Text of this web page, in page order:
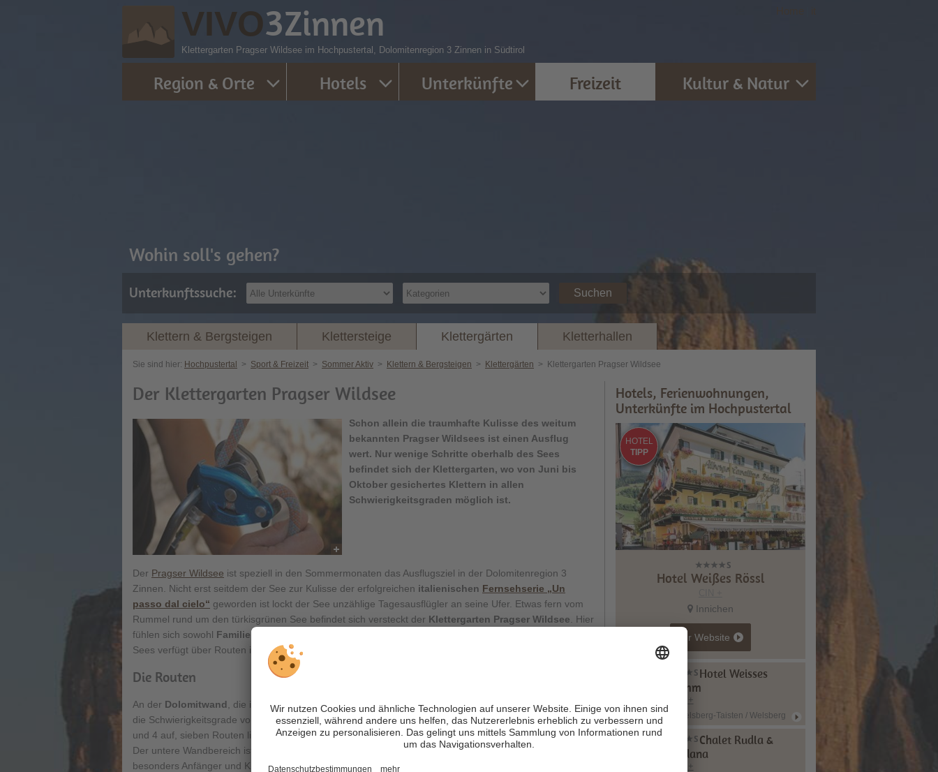
VIVO3Zinnen
Klettergarten Pragser Wildsee im Hochpustertal, Dolomitenregion 3 Zinnen in Südtirol
Wohin soll's gehen?
Unterkunftssuche: Suchen
Region & Orte Hotels Unterkünfte Freizeit Kultur & Natur
Klettern & Bergsteigen Klettersteige Klettergärten Kletterhallen
Sie sind hier: Hochpustertal > Sport & Freizeit > Sommer Aktiv > Klettern & Bergsteigen > Klettergärten > Klettergarten Pragser Wildsee
Der Klettergarten Pragser Wildsee
Schon allein die traumhafte Kulisse des weitum
bekannten Pragser Wildsees ist einen Ausflug
wert. Nur wenige Schritte oberhalb des Sees
befindet sich der Klettergarten, wo von Juni bis
Oktober gesichertes Klettern in allen
Schwierigkeitsgraden möglich ist.
Der Pragser Wildsee ist speziell in den Sommermonaten das Ausflugsziel in der Dolomitenregion 3
Zinnen. Nicht erst seitdem der See zur Kulisse der erfolgreichen italienischen Fernsehserie „Un
passo dal cielo“ geworden ist lockt der See unzählige Tagesausflügler an seine Ufer. Etwas fern vom
Rummel rund um den türkisgrünen See befindet sich versteckt der Klettergarten Pragser Wildsee . Hier
fühlen sich sowohl Familien und Anfänger
Sees verfügt über Routen in
allen Schwierigkeitsbereichen
Die Routen
An der Dolomitwand , die in südwestliche Richtung weist, befinden sich insgesamt 15 Touren , welche
die Schwierigkeitsgrade von 2 bis 7b abdecken. Davon weisen vier Routen den Schwierigkeitsgrad 3
und 4 auf, sieben Routen liegen zwischen 6a und 6c, während zwei Routen mit 7b eingestuft wurden.
Der untere Wandbereich ist nur
sehr griffig . Somit sind in diesem Bereich
besonders Anfänger und Kinder anzutreffen. Richtig zur Sache geht es im oberen Bereich der Wand mit
Hotels, Ferienwohnungen,
Unterkünfte im Hochpustertal
HOTEL
TIPP
Hotel Weißes Rössl
Innichen
zur Website
Hotel Weisses
Lamm
CIN +
Welsberg-Taisten / Welsberg
Chalet Rudla &
Rudana
CIN +